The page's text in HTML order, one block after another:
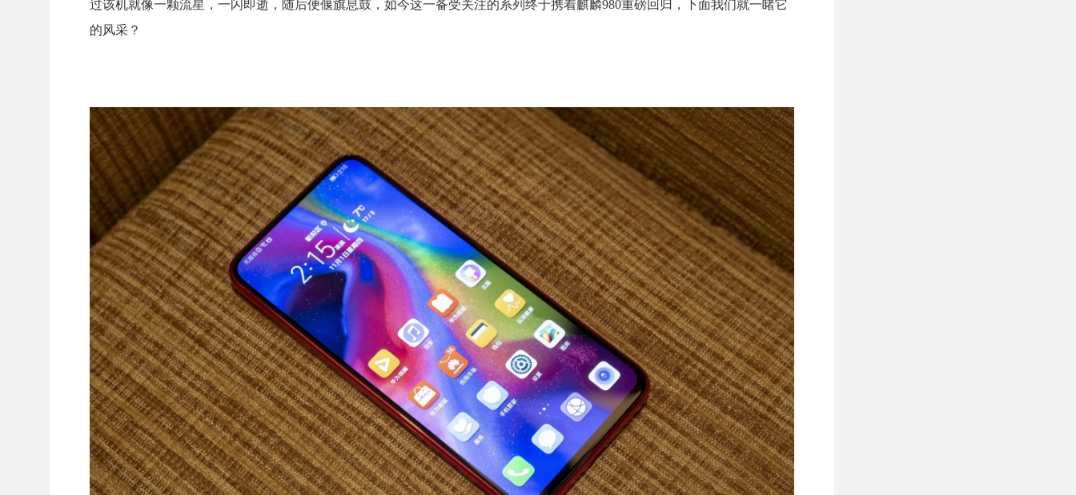
过该机就像一颗流星，一闪即逝，随后便偃旗息鼓，如今这一备受关注的系列终于携着麒麟980重磅回归，下面我们就一睹它
的风采？